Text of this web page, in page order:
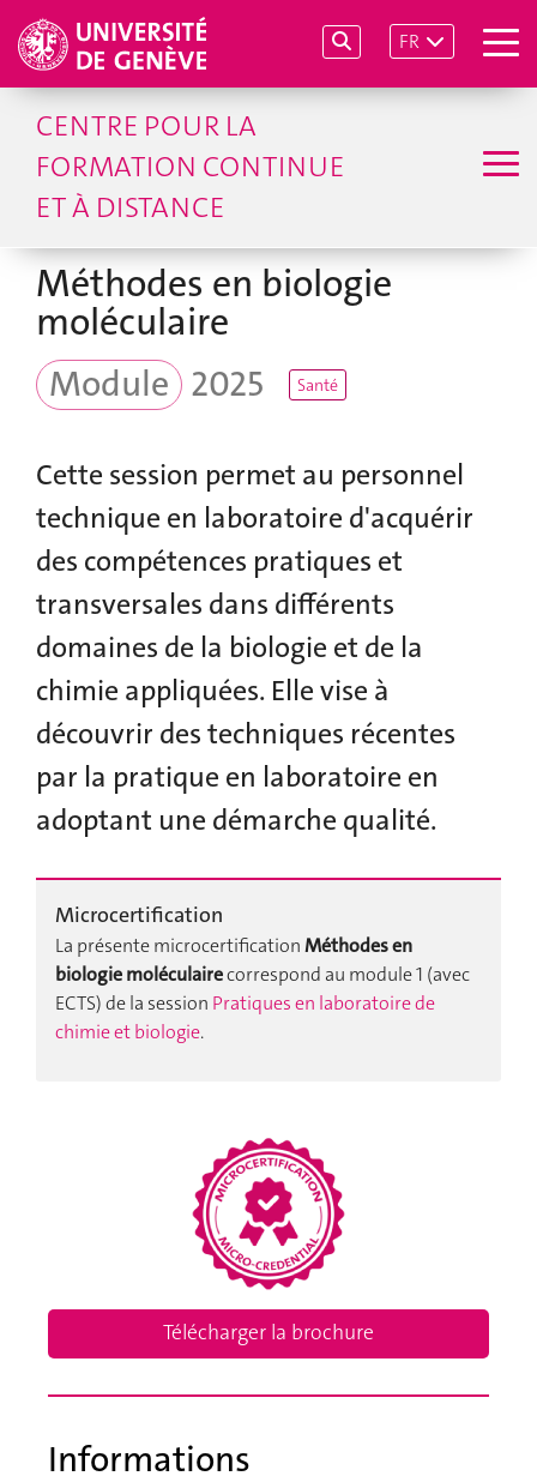
FR
CENTRE POUR LA
FORMATION CONTINUE
ET À DISTANCE
Méthodes en biologie
moléculaire
Module 2025 Santé
Cette session permet au personnel
technique en laboratoire d'acquérir
des compétences pratiques et
transversales dans différents
domaines de la biologie et de la
chimie appliquées. Elle vise à
découvrir des techniques récentes
par la pratique en laboratoire en
adoptant une démarche qualité.
Microcertification
La présente microcertificationMéthodes en
biologie moléculairecorrespond au module 1 (avec
ECTS) de la session Pratiques en laboratoire de
chimie et biologie.
Télécharger la brochure
Informations